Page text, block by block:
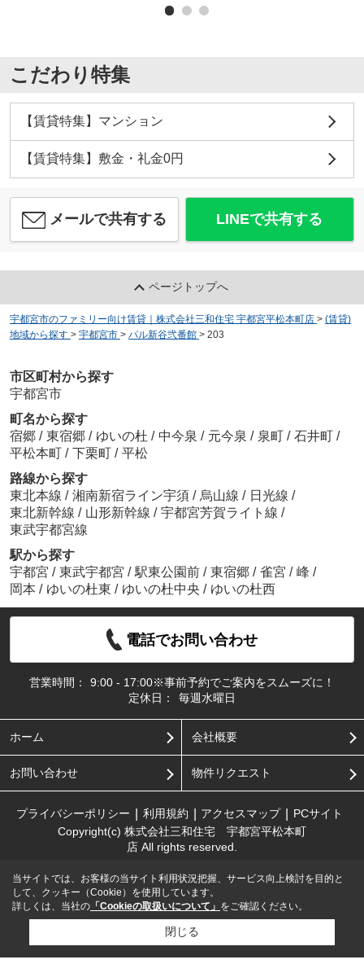
こだわり特集
【賃貸特集】マンション
【賃貸特集】敷金・礼金0円
メールで共有する LINEで共有する
ページトップへ
宇都宮市のファミリー向け賃貸｜株式会社三和住宅 宇都宮平松本町店 > (賃貸)
地域から探す > 宇都宮市 > パル新谷弐番館 > 203
市区町村から探す
宇都宮市
町名から探す
宿郷 / 東宿郷 / ゆいの杜 / 中今泉 / 元今泉 / 泉町 / 石井町 /
平松本町 / 下栗町 / 平松
路線から探す
東北本線 / 湘南新宿ライン宇須 / 烏山線 / 日光線 /
東北新幹線 / 山形新幹線 / 宇都宮芳賀ライト線 /
東武宇都宮線
駅から探す
宇都宮 / 東武宇都宮 / 駅東公園前 / 東宿郷 / 雀宮 / 峰 /
岡本 / ゆいの杜東 / ゆいの杜中央 / ゆいの杜西
電話でお問い合わせ
営業時間：
9:00 - 17:00※事前予約でご案内をスムーズに！
定休日：
毎週水曜日
ホーム 会社概要
お問い合わせ 物件リクエスト
プライバシーポリシー 利用規約 アクセスマップ
PCサイト
Copyright(c) 株式会社三和住宅 宇都宮平松本町
店 All rights reserved.
当サイトでは、お客様の当サイト利用状況把握、サービス向上検討を目的と
して、クッキー（Cookie）を使用しています。
詳しくは、当社の 「Cookieの取扱いについて」 をご確認ください。
閉じる